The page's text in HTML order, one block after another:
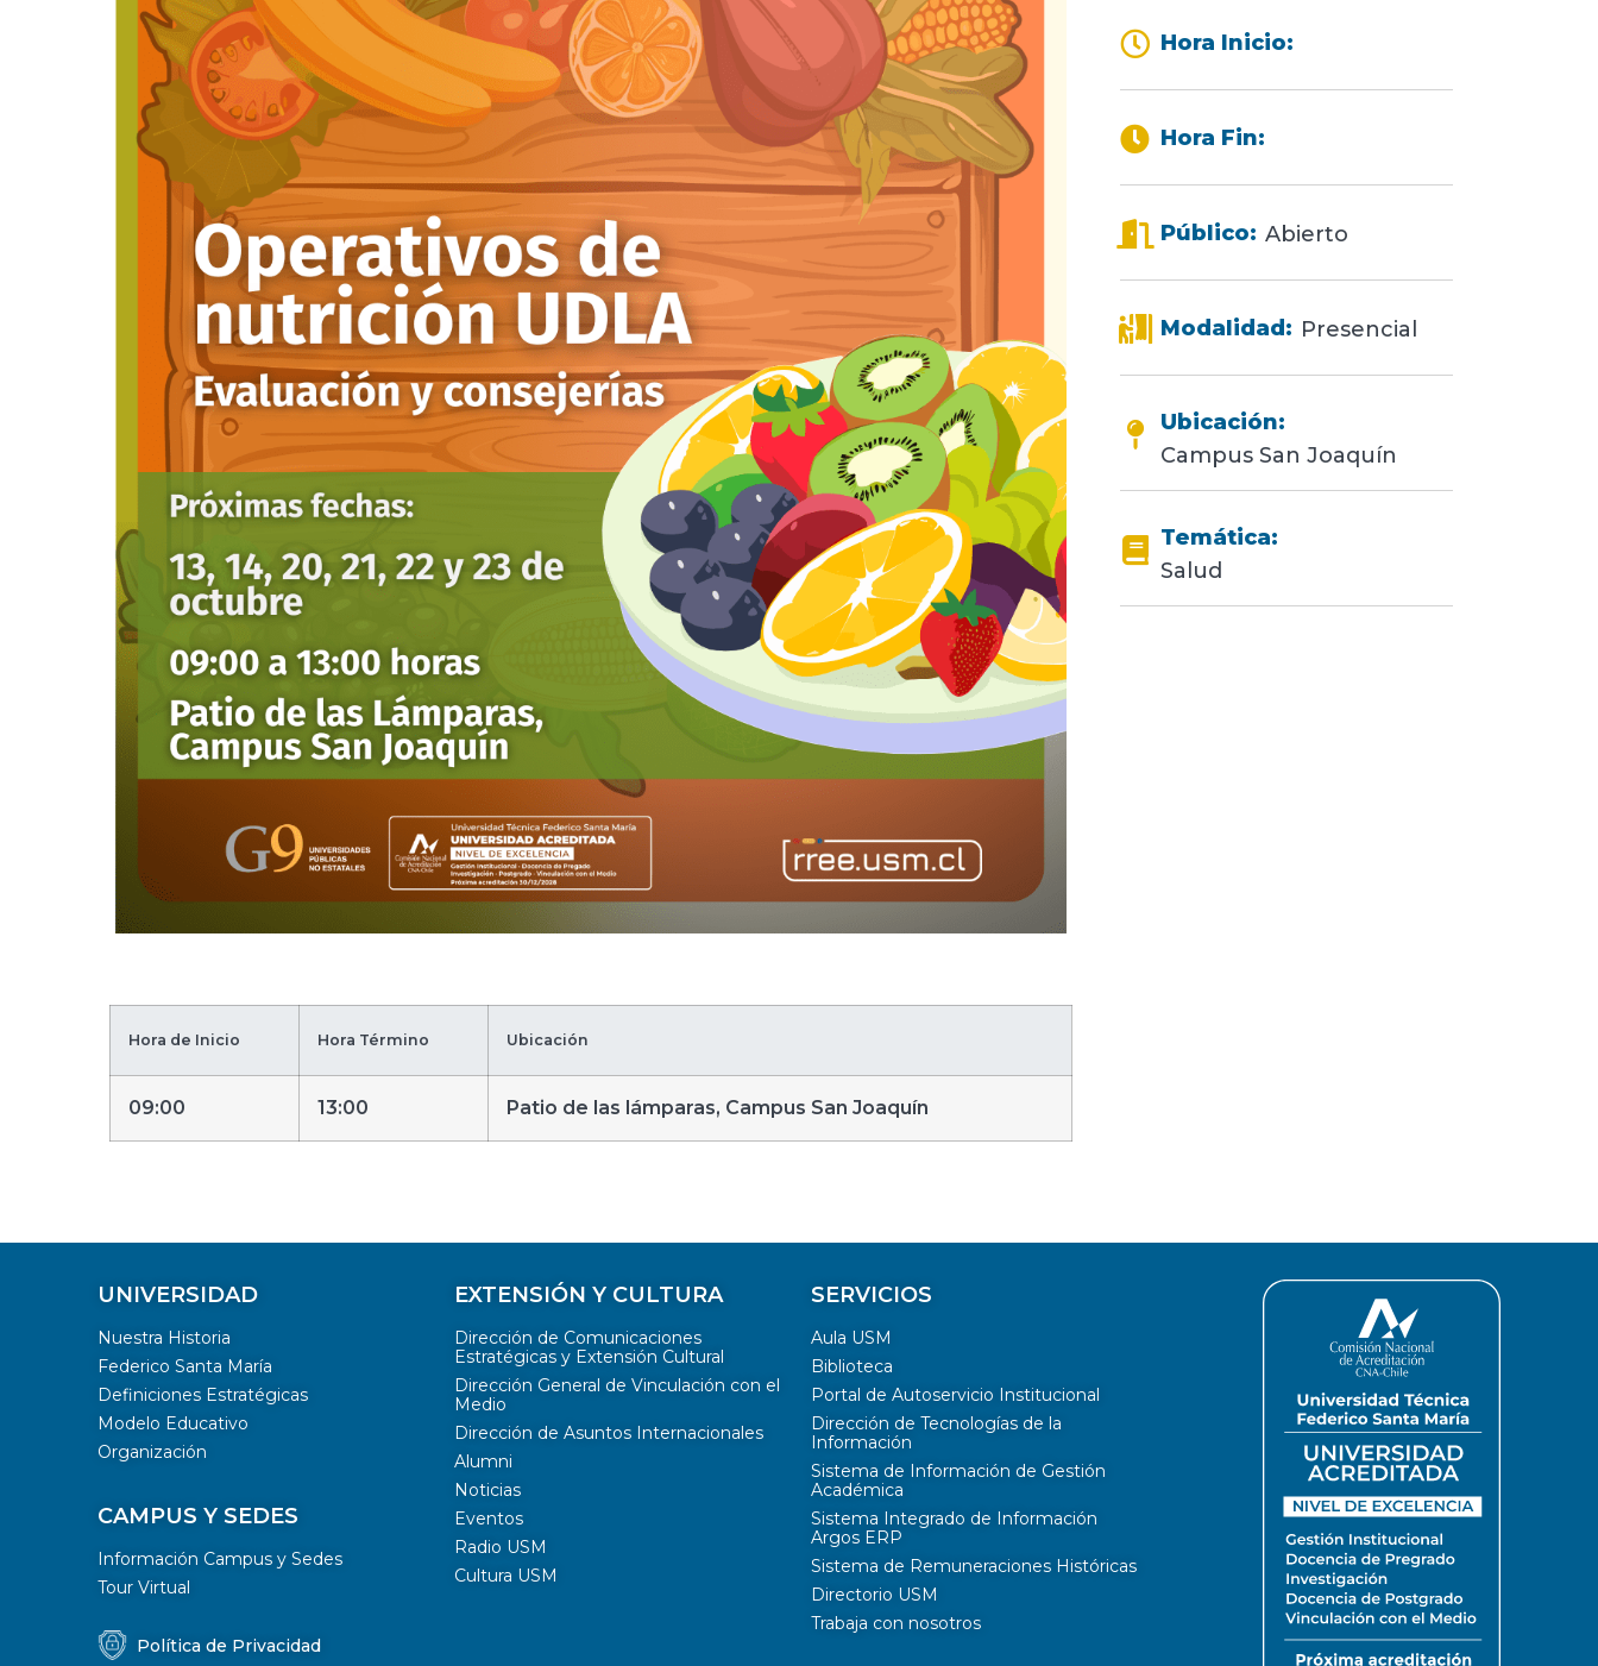
Hora de Inicio Hora Término Ubicación
09:00 13:00 Patio de las lámparas, Campus San Joaquín
Hora Inicio:
Hora Fin:
Público: Abierto
Modalidad: Presencial
Ubicación:
Campus San Joaquín
Temática:
Salud
UNIVERSIDAD
Nuestra Historia
Federico Santa María
Definiciones Estratégicas
Modelo Educativo
Organización
CAMPUS Y SEDES
Información Campus y Sedes
Tour Virtual
Política de Privacidad
EXTENSIÓN Y CULTURA
Dirección de Comunicaciones
Estratégicas y Extensión Cultural
Dirección General de Vinculación con el
Medio
Dirección de Asuntos Internacionales
Alumni
Noticias
Eventos
Radio USM
Cultura USM
SERVICIOS
Aula USM
Biblioteca
Portal de Autoservicio Institucional
Dirección de Tecnologías de la
Información
Sistema de Información de Gestión
Académica
Sistema Integrado de Información
Argos ERP
Sistema de Remuneraciones Históricas
Directorio USM
Trabaja con nosotros